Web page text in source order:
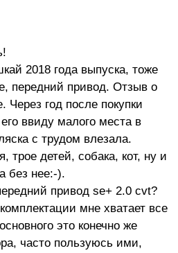
6
9
2018 года выпуска, тоже
передний привод. Отзыв о
Через год после покупки
ввиду малого места в
с трудом влезала.
детей, собака, кот, ну и
без нее:-).
привод se+ 2.0 cvt?
мне хватает все
это конечно же
часто пользуюсь ими,